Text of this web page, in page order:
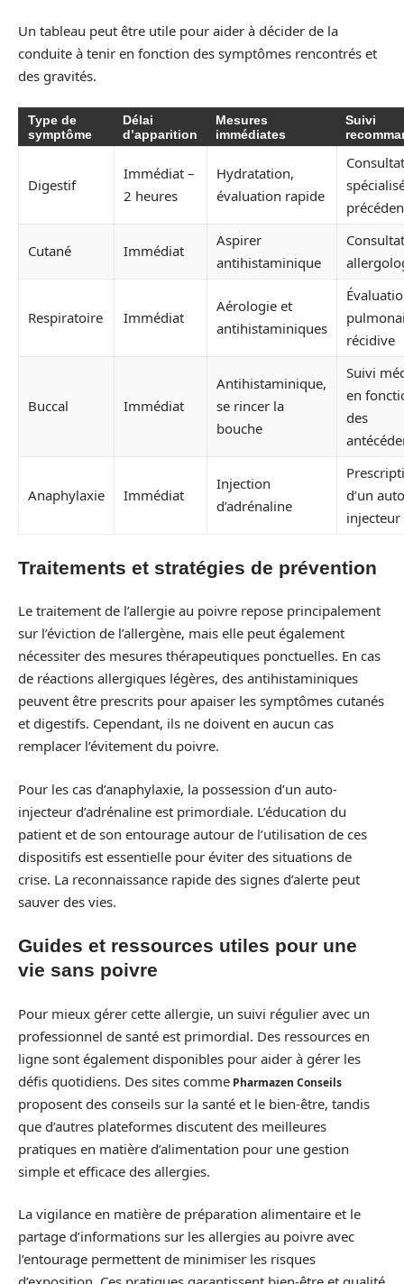
Un tableau peut être utile pour aider à décider de la
conduite à tenir en fonction des symptômes rencontrés et
des gravités.
Type de
symptôme
Délai
d’apparition
Mesures
immédiates
Suivi
Digestif
Immédiat –
2 heures
Hydratation,
évaluation rapide
Cutané Immédiat
Aspirer
antihistaminique
Respiratoire Immédiat
Aérologie et
antihistaminiques
récidive
Buccal Immédiat
Antihistaminique,
se rincer la
bouche
Suivi
en
des
Anaphylaxie Immédiat
Injection
d’adrénaline
d’un
injecteur
Traitements et stratégies de prévention
Le traitement de l’allergie au poivre repose principalement
sur l’éviction de l’allergène, mais elle peut également
nécessiter des mesures thérapeutiques ponctuelles. En cas
de réactions allergiques légères, des antihistaminiques
peuvent être prescrits pour apaiser les symptômes cutanés
et digestifs. Cependant, ils ne doivent en aucun cas
remplacer l’évitement du poivre.
Pour les cas d’anaphylaxie, la possession d’un auto-
injecteur d’adrénaline est primordiale. L’éducation du
patient et de son entourage autour de l’utilisation de ces
dispositifs est essentielle pour éviter des situations de
crise. La reconnaissance rapide des signes d’alerte peut
sauver des vies.
Guides et ressources utiles pour une
vie sans poivre
Pour mieux gérer cette allergie, un suivi régulier avec un
professionnel de santé est primordial. Des ressources en
ligne sont également disponibles pour aider à gérer les
défis quotidiens. Des sites comme Pharmazen Conseils
proposent des conseils sur la santé et le bien-être, tandis
que d’autres plateformes discutent des meilleures
pratiques en matière d’alimentation pour une gestion
simple et efficace des allergies.
La vigilance en matière de préparation alimentaire et le
partage d’informations sur les allergies au poivre avec
l’entourage permettent de minimiser les risques